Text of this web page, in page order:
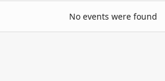
No events were found